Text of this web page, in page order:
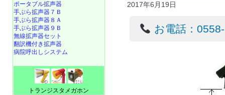
2017年6月19日
お電話：
ポータブル拡声器
手ぶら拡声器７Ｂ
手ぶら拡声器８Ａ
手ぶら拡声器９Ｂ
無線拡声器セット
翻訳機付き拡声器
病院呼出しシステム
トランジスタメガホン